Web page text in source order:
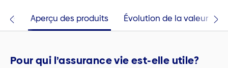
Aperçu des produits Évolution de la valeur
Pour qui l’assurance vie est-elle utile?